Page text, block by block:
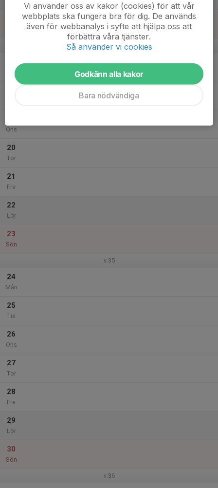
v.34
Mån
Ons
20
Tor
21
Fre
22
Lör
23
Sön
v.35
24
Mån
25
Tis
26
Ons
27
Tor
28
Fre
29
Lör
30
Sön
v.36
Vi använder oss av kakor (cookies) för att vår
webbplats ska fungera bra för dig. De används
även för webbanalys i syfte att hjälpa oss att
förbättra våra tjänster.
Så använder vi cookies
Godkänn alla kakor
Bara nödvändiga